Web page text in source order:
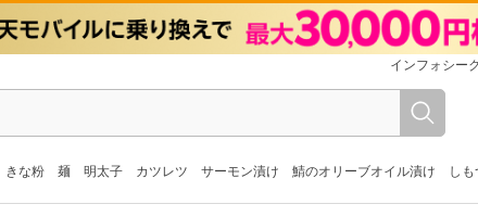
インフォシーク
きな粉 麺 明太子 カツレツ サーモン漬け 鯖のオリーブオイル漬け し